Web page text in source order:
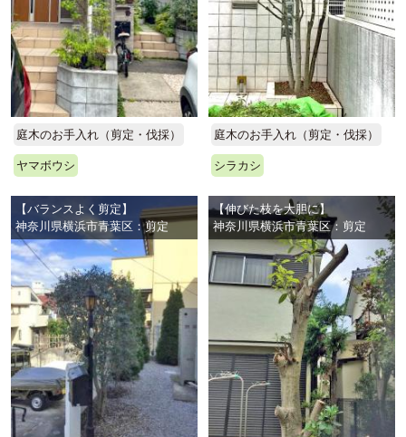
庭木のお手入れ（剪定・伐採）
ヤマボウシ
庭木のお手入れ（剪定・伐採）
シラカシ
【バランスよく剪定】
神奈川県横浜市青葉区：剪定
【伸びた枝を大胆に】
神奈川県横浜市青葉区：剪定